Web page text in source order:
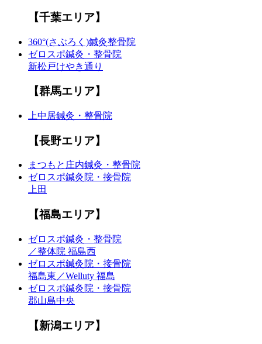
【千葉エリア】
360°(さぶろく)鍼灸整骨院
ゼロスポ鍼灸・整骨院
新松戸けやき通り
【群馬エリア】
上中居鍼灸・整骨院
【長野エリア】
まつもと庄内鍼灸・整骨院
ゼロスポ鍼灸院・接骨院
上田
【福島エリア】
ゼロスポ鍼灸・整骨院
／整体院 福島西
ゼロスポ鍼灸院・接骨院
福島東／Welluty 福島
ゼロスポ鍼灸院・接骨院
郡山島中央
【新潟エリア】